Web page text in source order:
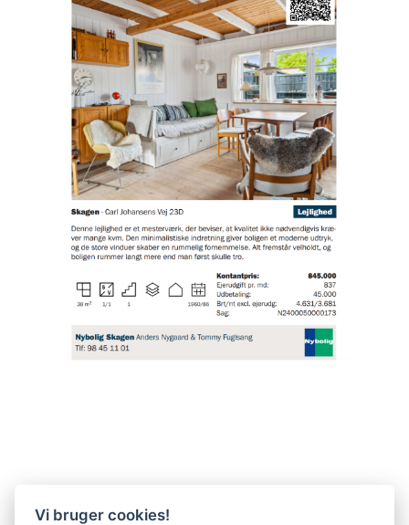
Vi bruger cookies!